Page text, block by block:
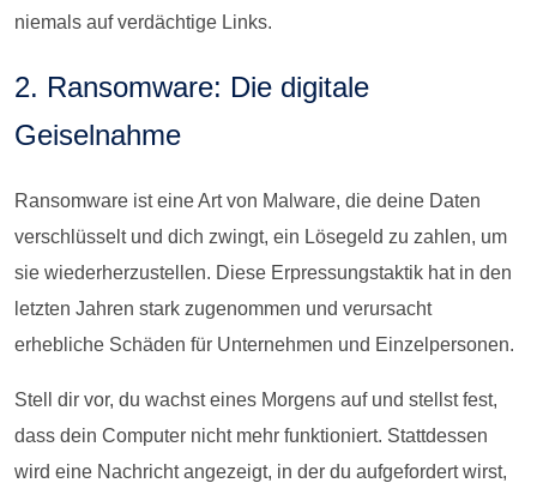
niemals auf verdächtige Links.
2. Ransomware: Die digitale
Geiselnahme
Ransomware ist eine Art von Malware, die deine Daten
verschlüsselt und dich zwingt, ein Lösegeld zu zahlen, um
sie wiederherzustellen. Diese Erpressungstaktik hat in den
letzten Jahren stark zugenommen und verursacht
erhebliche Schäden für Unternehmen und Einzelpersonen.
Stell dir vor, du wachst eines Morgens auf und stellst fest,
dass dein Computer nicht mehr funktioniert. Stattdessen
wird eine Nachricht angezeigt, in der du aufgefordert wirst,